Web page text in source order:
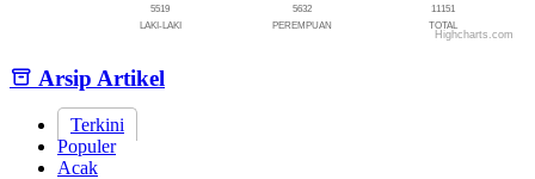
5519
LAKI-LAKI
5632
PEREMPUAN
11151
TOTAL
Highcharts.com
Arsip Artikel
Terkini
Populer
Acak